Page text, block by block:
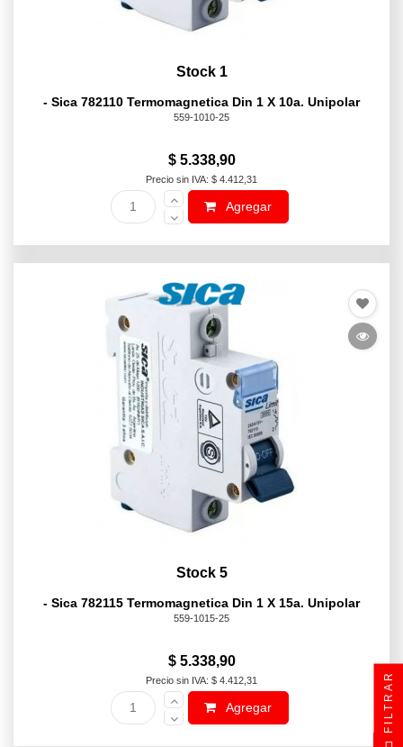
Stock 1
- Sica 782110 Termomagnetica Din 1 X 10a. Unipolar
559-1010-25
$ 5.338,90
Precio sin IVA: $ 4.412,31
Agregar
Stock 5
- Sica 782115 Termomagnetica Din 1 X 15a. Unipolar
559-1015-25
$ 5.338,90
Precio sin IVA: $ 4.412,31
Agregar FILTRAR